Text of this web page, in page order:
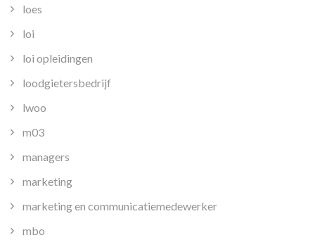
loes
loi
loi opleidingen
loodgietersbedrijf
lwoo
m03
managers
marketing
marketing en communicatiemedewerker
mbo